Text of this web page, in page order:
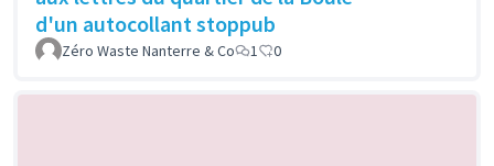
d'un autocollant stoppub
Zéro Waste Nanterre & Co 1 0